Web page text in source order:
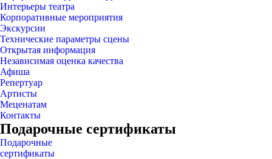
Интерьеры театра
Корпоративные мероприятия
Экскурсии
Технические параметры сцены
Открытая информация
Независимая оценка качества
Афиша
Репертуар
Артисты
Меценатам
Контакты
Подарочные сертификаты
Подарочные
сертификаты